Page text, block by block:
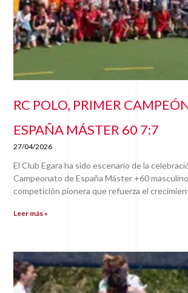
RC POLO, PRIMER
ESPAÑA MÁSTER 60 7:7
27/04/2026
El Club Egara ha sido escenario de la
Campeonato de España Máster +60
competición pionera que refuerza el
Leer más »